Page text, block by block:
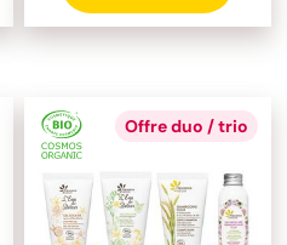
Offre duo / trio